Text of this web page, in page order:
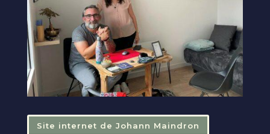
Site internet de Johann Maindron